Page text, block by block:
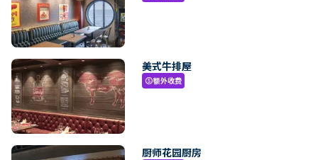
美式牛排屋
paid额外收费
厨师花园厨房